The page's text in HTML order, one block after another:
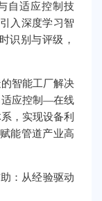
自适应控制技
入深度学习智
识别与评级，
智能工厂解决
适应控制—在线
，实现设备利
能管道产业高
：从经验驱动